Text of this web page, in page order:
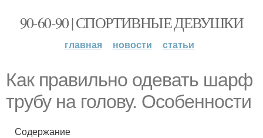
90-60-90 | СПОРТИВНЫЕ ДЕВУШКИ
главная новости статьи
Как правильно одевать шарф
трубу на голову. Особенности
Содержание